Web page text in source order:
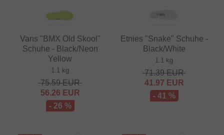
Vans "BMX Old Skool"
Schuhe - Black/Neon
Yellow
1.1 kg
75.59EUR
56.26 EUR
- 26 %
Etnies "Snake" Schuhe -
Black/White
1.1 kg
71.39EUR
41.97 EUR
- 41 %